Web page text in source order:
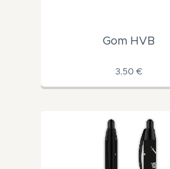
Gom HVB
3,50 €